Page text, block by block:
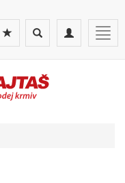
Toggle
navigation
Toggle
search